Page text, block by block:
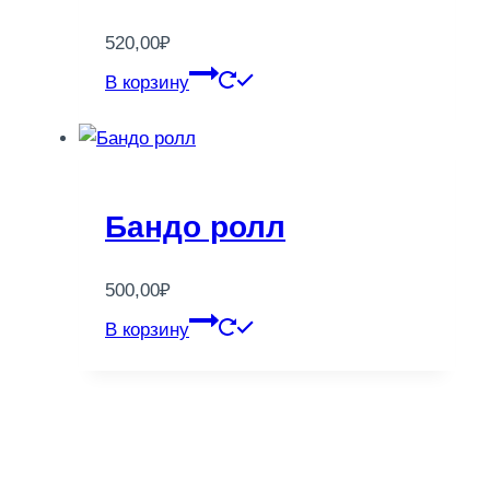
520,00₽
В корзину
Бандо ролл
500,00₽
В корзину